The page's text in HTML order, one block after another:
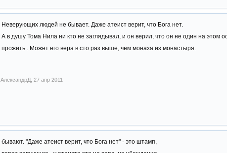
Неверующих людей не бывает. Даже атеист верит, что Бога нет.
А в душу Тома Нила ни кто не заглядывал, и он верил, что он не один на этом
прожить . Может его вера в сто раз выше, чем монаха из монастыря.
АлександрД 27 апр 2011
бывают. "Даже атеист верит, что Бога нет" - это штамп,